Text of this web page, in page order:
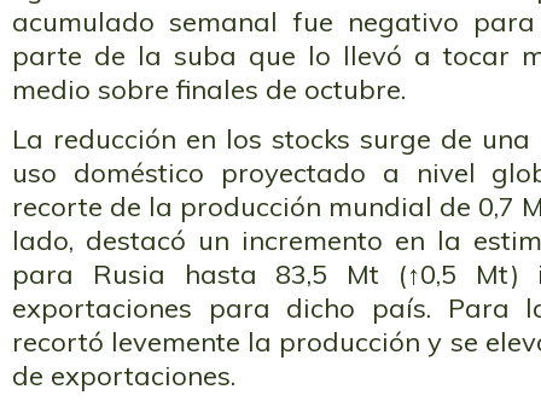
acumulado semanal fue negativo
parte de la suba que lo llevó a tocar
medio sobre finales de octubre.
La reducción en los stocks surge de
uso doméstico proyectado a nivel
recorte de la producción mundial de 0,7
lado, destacó un incremento en la
para Rusia hasta 83,5 Mt (↑0,5 Mt)
exportaciones para dicho país. Para
recortó levemente la producción y se
de exportaciones.